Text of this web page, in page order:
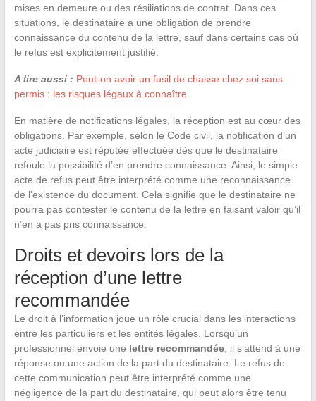
mises en demeure ou des résiliations de contrat. Dans ces
situations, le destinataire a une obligation de prendre
connaissance du contenu de la lettre, sauf dans certains cas où
le refus est explicitement justifié.
A lire aussi : Peut-on avoir un fusil de chasse chez soi sans
permis : les risques légaux à connaître
En matière de notifications légales, la réception est au cœur des
obligations. Par exemple, selon le Code civil, la notification d’un
acte judiciaire est réputée effectuée dès que le destinataire
refoule la possibilité d’en prendre connaissance. Ainsi, le simple
acte de refus peut être interprété comme une reconnaissance
de l’existence du document. Cela signifie que le destinataire ne
pourra pas contester le contenu de la lettre en faisant valoir qu’il
n’en a pas pris connaissance.
Droits et devoirs lors de la
réception d’une lettre
recommandée
Le droit à l’information joue un rôle crucial dans les interactions
entre les particuliers et les entités légales. Lorsqu’un
professionnel envoie une lettre recommandée, il s’attend à une
réponse ou une action de la part du destinataire. Le refus de
cette communication peut être interprété comme une
négligence de la part du destinataire, qui peut alors être tenu